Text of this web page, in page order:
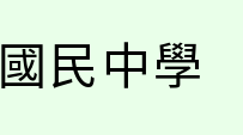
民中學